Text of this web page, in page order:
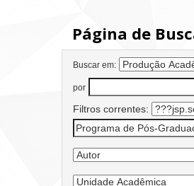
Página de
Buscar em:
por
Filtros correntes: